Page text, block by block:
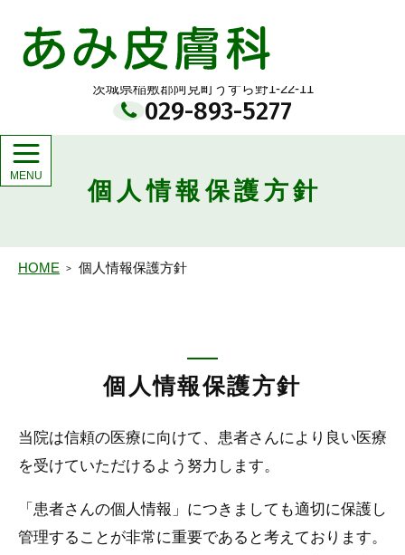
あみ皮膚科
茨城県稲敷郡阿見町うずら野1-22-11
029-893-5277
HOME 個人情報保護方針
個人情報保護方針
個人情報保護方針
当院は信頼の医療に向けて、患者さんにより良い医療
を受けていただけるよう努力します。
「患者さんの個人情報」につきましても適切に保護し
管理することが非常に重要であると考えております。